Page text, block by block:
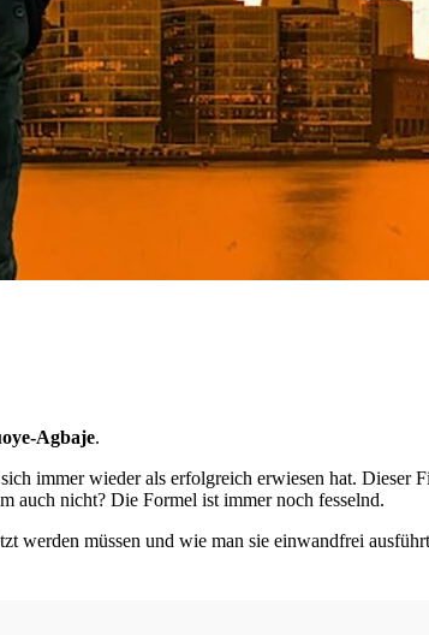
Agbaje.
immer wieder als erfolgreich erwiesen hat. Dieser
auch nicht? Die Formel ist immer noch fesselnd.
werden müssen und wie man sie einwandfrei